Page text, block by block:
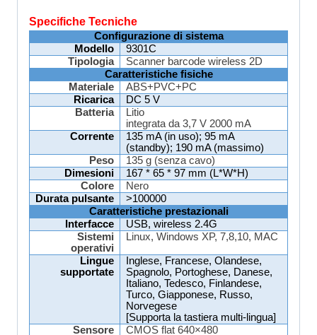
Specifiche Tecniche
Configurazione di sistema
Modello
9301C
Tipologia
Scanner barcodewireless 2D
Caratteristiche fisiche
Materiale
ABS+PVC+PC
Ricarica
DC 5 V
Batteria
Litio
integrata da 3,7 V 2000 mA
Corrente
135 mA(in uso); 95 mA
(standby); 190 mA(massimo)
Peso
135 g (senza cavo)
Dimesioni
167 * 65 * 97 mm (L*W*H)
Colore
Nero
Durata pulsante
>100000
Caratteristiche prestazionali
Interfacce
USB, wireless 2.4G
Sistemi
operativi
Linux, Windows XP, 7,8,10, MAC
Lingue
supportate
Inglese, Francese, Olandese,
Spagnolo, Portoghese, Danese,
Italiano, Tedesco, Finlandese,
Turco, Giapponese, Russo,
Norvegese
[Supporta la tastiera multi-lingua]
Sensore
CMOS flat640×480